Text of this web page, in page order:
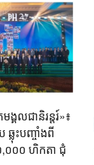
គលជានិរន្តរ៍»៖
លុះបញ្ចាំងពី
,០០០ ហិកតា ជុំ